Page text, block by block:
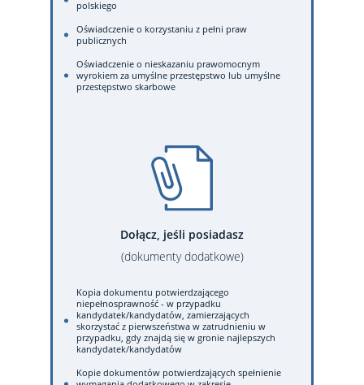
polskiego
Oświadczenie o korzystaniu z pełni praw
publicznych
Oświadczenie o nieskazaniu prawomocnym
wyrokiem za umyślne przestępstwo lub umyślne
przestępstwo skarbowe
Dołącz, jeśli posiadasz
(dokumenty dodatkowe)
Kopia dokumentu potwierdzającego
niepełnosprawność - w przypadku
kandydatek/kandydatów, zamierzających
skorzystać z pierwszeństwa w zatrudnieniu w
przypadku, gdy znajdą się w gronie najlepszych
kandydatek/kandydatów
Kopie dokumentów potwierdzających spełnienie